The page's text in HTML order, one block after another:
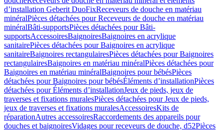
d’installation Geberit DuoFixReceveurs de douche en matériau
minéralPièces détachées pour Receveurs de douche en matériau
minéralBâti-supportsPièces détachées pour Bâti-
supportsAccessoiresBaignoiresBaignoires en acrylique
sanitairePièces détachées pour Baignoires en acrylique
sanitaireBaignoires rectangulairesPièces détachées pour Baignoires
rectangulairesBaignoires en matériau minéralPièces détachées pour
Baignoires en matériau minéralBaignoires pour bébésPièces
détachées pour Baignoires pour bébésÉléments d’installationPièces
détachées pour Éléments d’installationJeux de pieds, jeux de
traverses et fixations muralesPièces détachées pour Jeux de pieds,
jeux de traverses et fixations muralesAccessoiresKits de
réparationAutres accessoiresRaccordements des appareils pour
douches et baignoiresVidages pour receveurs de douche, d52Pièces